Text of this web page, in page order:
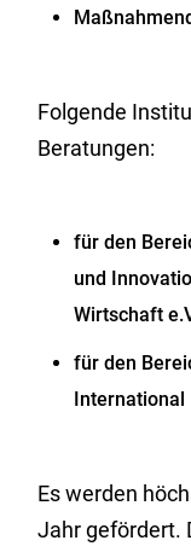
Folgende
Beratungen:
für den
und
Wirtschaft
für den
International
Es werden
Jahr gefördert.